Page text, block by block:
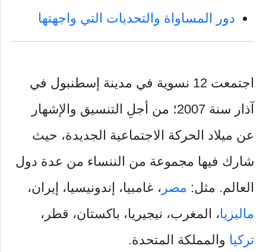
دور المساواة والتحديات التي واجهتها
اجتمعت 12 نسوية في مدينة إسطنبول في
آذار سنة 2007؛ من أجلِ التنسيق والإشهار
عن ميلاد الحركة الاجتماعية الجديدة، حيث
شارك فيها مجموعة من الننساء من عدة دول
العالم. مثل: مصر ، غامبيا، إندونيسيا، إيران،
ماليزيا، المغرب، نيجيريا، باكستان، قطر،
تركيا والمملكة المتحدة.